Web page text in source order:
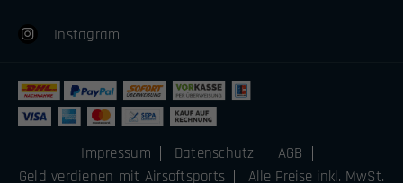
Instagram
Impressum Datenschutz
AGB
Geld verdienen mit Airsoftsports
Alle Preise inkl. MwSt.